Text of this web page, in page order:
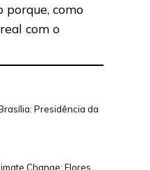
porque, como
com o
Presidência da
Change; Flores,